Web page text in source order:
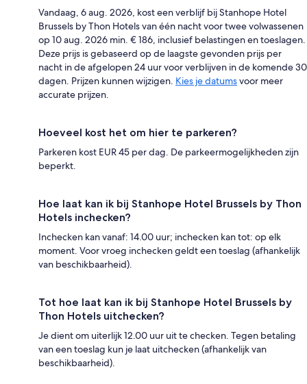
Vandaag, 6 aug. 2026, kost een verblijf bij Stanhope Hotel
Brussels by Thon Hotels van één nacht voor twee volwassenen
op 10 aug. 2026 min. € 186, inclusief belastingen en toeslagen.
Deze prijs is gebaseerd op de laagste gevonden prijs per
nacht in de afgelopen 24 uur voor verblijven in de komende 30
dagen. Prijzen kunnen wijzigen. Kies je datumsvoor meer
accurate prijzen.
Hoeveel kost het om hier te parkeren?
Parkeren kost EUR 45 per dag. De parkeermogelijkheden zijn
beperkt.
Hoe laat kan ik bij Stanhope Hotel Brussels by Thon
Hotels inchecken?
Inchecken kan vanaf: 14.00 uur; inchecken kan tot: op elk
moment. Voor vroeg inchecken geldt een toeslag (afhankelijk
van beschikbaarheid).
Tot hoe laat kan ik bij Stanhope Hotel Brussels by
Thon Hotels uitchecken?
Je dient om uiterlijk 12.00 uur uit te checken. Tegen betaling
van een toeslag kun je laat uitchecken (afhankelijk van
beschikbaarheid).